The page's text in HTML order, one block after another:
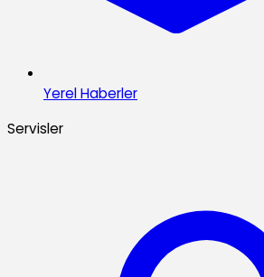
Yerel Haberler
Servisler